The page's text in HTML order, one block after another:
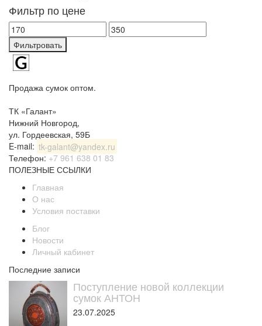
Фильтр по цене
Фильтровать
Продажа сумок оптом.
ТК «Галант»
Нижний Новгород,
ул. Гордеевская, 59Б
E-mail: tk-galant@yandex.ru
Телефон: +7 961 638 01 83
ПОЛЕЗНЫЕ ССЫЛКИ
Главная
О нас
Условия поставки
Блог
Новости
Личный кабинет
Последние записи
Поступление новой коллекции
сумок АНТОН
23.07.2025